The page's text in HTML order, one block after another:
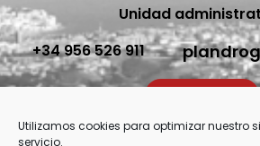
Utilizamos cookies para optimizar nuestro
servicio.
Unidad
+34 956 526 911